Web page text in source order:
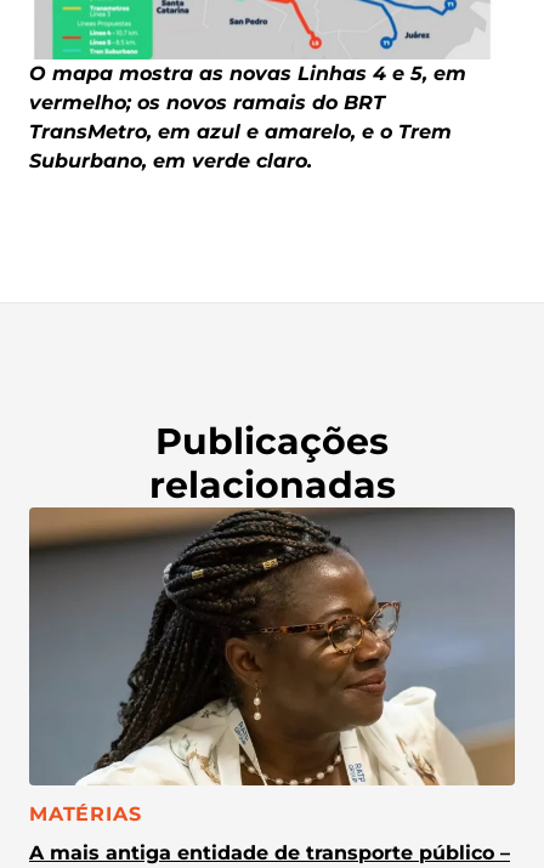
O mapa mostra as novas Linhas 4 e 5, em
vermelho; os novos ramais do BRT
TransMetro, em azul e amarelo, e o Trem
Suburbano, em verde claro.
Publicações
relacionadas
CATEGORIA:
MATÉRIAS
A mais antiga entidade de transporte público –